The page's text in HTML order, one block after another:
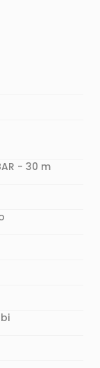
- 30 m